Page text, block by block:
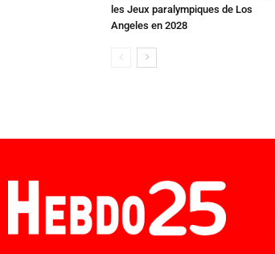
les Jeux paralympiques de Los
Angeles en 2028